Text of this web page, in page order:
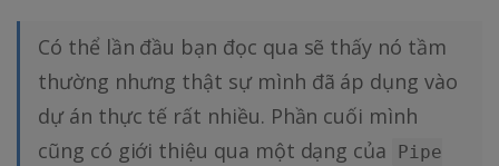
Có thể lần đầu bạn đọc qua sẽ thấy nó tầm
thường nhưng thật sự mình đã áp dụng vào
dự án thực tế rất nhiều. Phần cuối mình
cũng có giới thiệu qua một dạng của
Pipe